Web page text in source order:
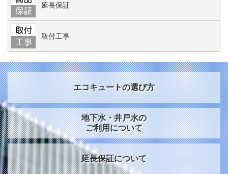
延長保証
取付工事
エコキュートの選び方
地下水・井戸水の
ご利用について
延長保証について